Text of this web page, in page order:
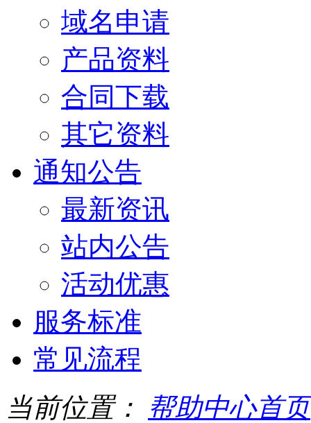
域名申请
产品资料
合同下载
其它资料
通知公告
最新资讯
站内公告
活动优惠
服务标准
常见流程
当前位置：
帮助中心首页